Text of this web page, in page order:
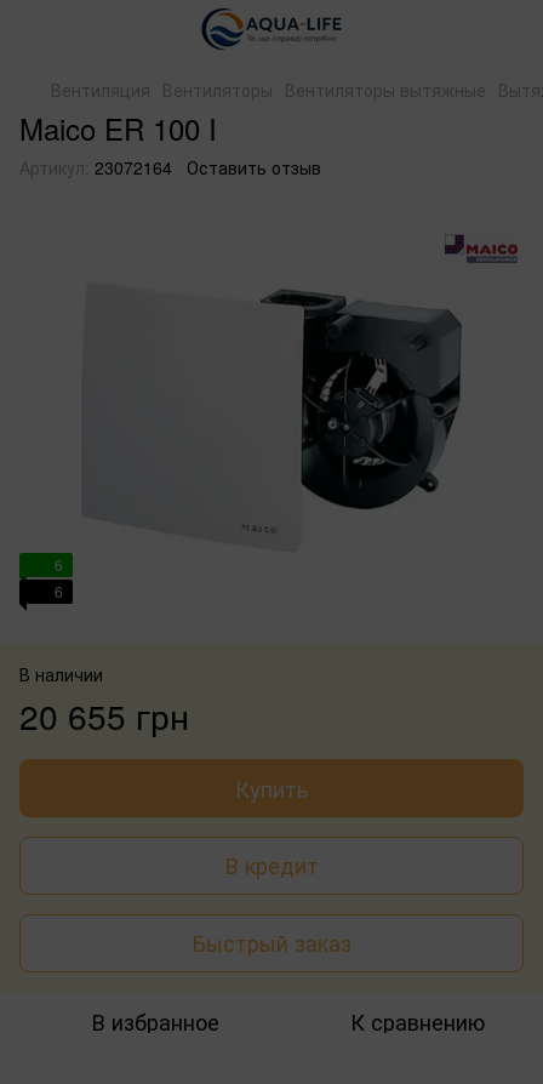
Вентиляция Вентиляторы Вентиляторы вытяжные
Maico ER 100 I
Артикул: 23072164 Оставить отзыв
6
6
В наличии
20 655 грн
Купить
В кредит
Быстрый заказ
В избранное К сравнению